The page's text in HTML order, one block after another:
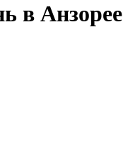
в Анзорее